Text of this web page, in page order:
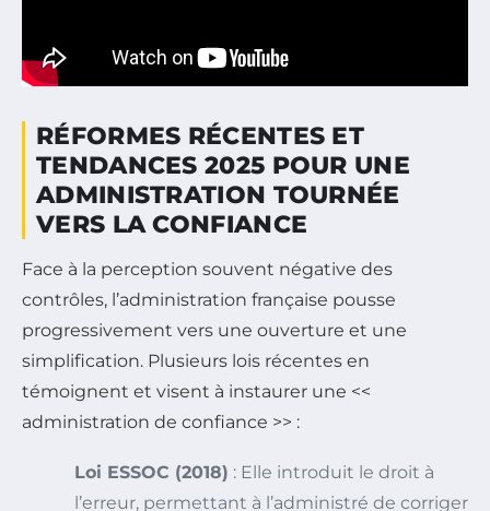
RÉFORMES RÉCENTES ET
TENDANCES 2025 POUR UNE
ADMINISTRATION TOURNÉE
VERS LA CONFIANCE
Face à la perception souvent négative des
contrôles, l’administration française pousse
progressivement vers une ouverture et une
simplification. Plusieurs lois récentes en
témoignent et visent à instaurer une <<
administration de confiance >> :
Loi ESSOC (2018) : Elle introduit le droit à
l’erreur, permettant à l’administré de corriger